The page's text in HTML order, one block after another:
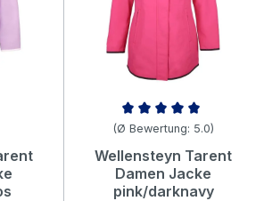
Durchschnittliche Bewertung
(Ø Bewertung: 5.0)
Wellensteyn Tarent
Damen Jacke
pink/darknavy